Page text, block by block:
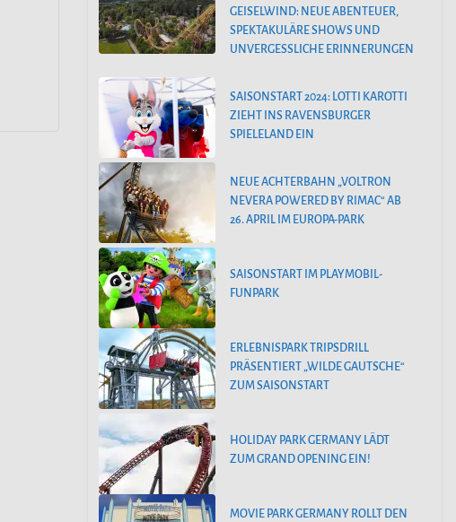
GEISELWIND: NEUE ABENTEUER,
SPEKTAKULÄRE SHOWS UND
UNVERGESSLICHE ERINNERUNGEN
SAISONSTART 2024: LOTTI KAROTTI
ZIEHT INS RAVENSBURGER
SPIELELAND EIN
NEUE ACHTERBAHN „VOLTRON
NEVERA POWERED BY RIMAC“ AB
26. APRIL IM EUROPA-PARK
SAISONSTART IM PLAYMOBIL-
FUNPARK
ERLEBNISPARK TRIPSDRILL
PRÄSENTIERT „WILDE GAUTSCHE“
ZUM SAISONSTART
HOLIDAY PARK GERMANY LÄDT
ZUM GRAND OPENING EIN!
MOVIE PARK GERMANY ROLLT DEN